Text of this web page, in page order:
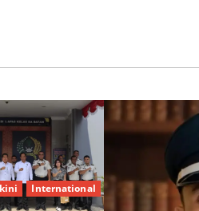
International